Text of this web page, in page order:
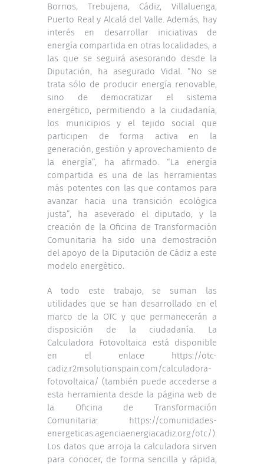
Bornos, Trebujena, Cádiz, Villaluenga,
Puerto Real y Alcalá del Valle. Además, hay
interés en desarrollar iniciativas de
energía compartida en otras localidades, a
las que se seguirá asesorando desde la
Diputación, ha asegurado Vidal. “No se
trata sólo de producir energía renovable,
sino de democratizar el sistema
energético, permitiendo a la ciudadanía,
los municipios y el tejido social que
participen de forma activa en la
generación, gestión y aprovechamiento de
la energía”, ha afirmado. “La energía
compartida es una de las herramientas
más potentes con las que contamos para
avanzar hacia una transición ecológica
justa”, ha aseverado el diputado, y la
creación de la Oficina de Transformación
Comunitaria ha sido una demostración
del apoyo de la Diputación de Cádiz a este
modelo energético.
A todo este trabajo, se suman las
utilidades que se han desarrollado en el
marco de la OTC y que permanecerán a
disposición de la ciudadanía. La
Calculadora Fotovoltaica está disponible
en el enlace https://otc-
cadiz.r2msolutionspain.com/calculadora-
fotovoltaica/ (también puede accederse a
esta herramienta desde la página web de
la Oficina de Transformación
Comunitaria: https://comunidades-
energeticas.agenciaenergiacadiz.org/otc/).
Los datos que arroja la calculadora sirven
para conocer, de forma sencilla y rápida,